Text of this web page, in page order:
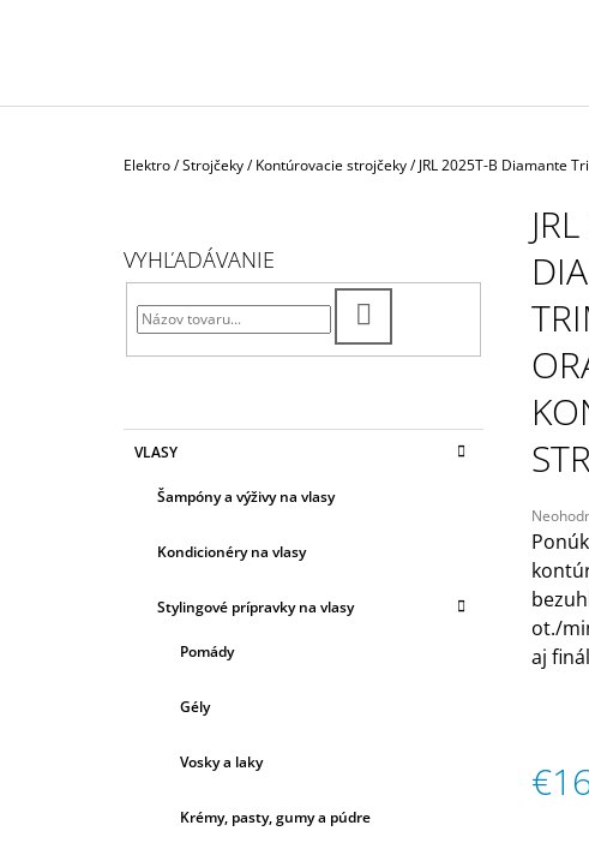
Domov
Elektro/Strojčeky/ Kontúrovacie strojčeky/ JRL 2025T-B Diamante
VYHĽADÁVANIE
kategórie
KVLASY
Šampóny a výživy na vlasy
Kondicionéry na vlasy
Stylingové prípravky na vlasy
Pomády
Gély
Vosky a laky
Krémy, pasty, gumy a púdre
produktu
je
0,0
zot./
aj